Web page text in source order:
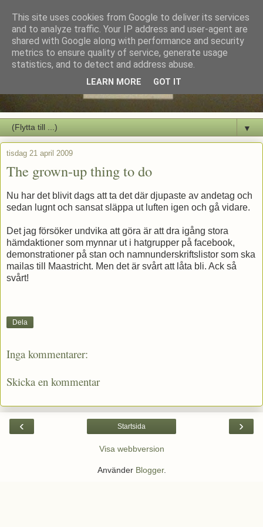
▼
tisdag 21 april 2009
The grown-up thing to do
Nu har det blivit dags att ta det där djupaste av andetag och
sedan lugnt och sansat släppa ut luften igen och gå vidare.
Det jag försöker undvika att göra är att dra igång stora
hämdaktioner som mynnar ut i hatgrupper på facebook,
demonstrationer på stan och namnunderskriftslistor som ska
mailas till Maastricht. Men det är svårt att låta bli. Ack så
svårt!
Dela
Inga kommentarer:
Skicka en kommentar
‹ ›
Startsida
Visa webbversion
Använder Blogger.
This site uses cookies from Google to deliver its services
and to analyze traffic. Your IP address and user-agent are
shared with Google along with performance and security
metrics to ensure quality of service, generate usage
statistics, and to detect and address abuse.
LEARN MORE GOT IT